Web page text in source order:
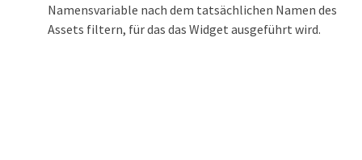
Namensvariable nach dem tatsächlichen Namen des
Assets filtern, für das das Widget ausgeführt wird.